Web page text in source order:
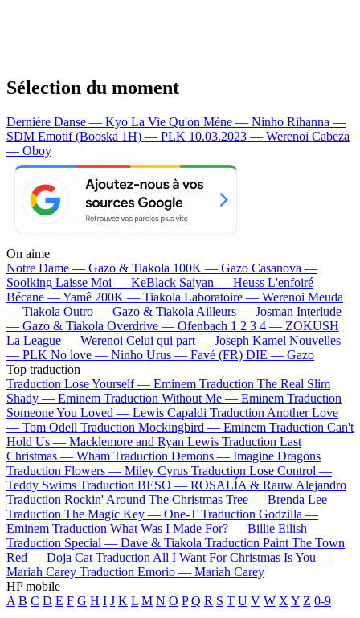
Sélection du moment
Dernière Danse — Kyo La Vie Qu'on Mène — Ninho Rihanna —
SDM Emotif (Booska 1H) — PLK 10.03.2023 — Werenoi Cabeza
— Oboy
On aime
Notre Dame — Gazo & Tiakola 100K — Gazo Casanova —
Soolking Laisse Moi — KeBlack Saiyan — Heuss L'enfoiré
Bécane —Yamê 200K — Tiakola Laboratoire — Werenoi Meuda
— Tiakola Outro — Gazo & Tiakola Ailleurs — Josman Interlude
— Gazo & Tiakola Overdrive — Ofenbach 1 2 3 4 — ZOKUSH
La League — Werenoi Celui qui part — Joseph Kamel Nouvelles
— PLK No love — Ninho Urus — Favé (FR) DIE — Gazo
Top traduction
Traduction Lose Yourself — Eminem Traduction The Real Slim
Shady — Eminem Traduction Without Me — Eminem Traduction
Someone You Loved — Lewis Capaldi Traduction Another Love
— Tom Odell Traduction Mockingbird — Eminem Traduction Can't
Hold Us — Macklemore and Ryan Lewis Traduction Last
Christmas — Wham Traduction Demons — Imagine Dragons
Traduction Flowers — Miley Cyrus Traduction Lose Control —
Teddy Swims Traduction BESO — ROSALÍA & Rauw Alejandro
Traduction Rockin' Around The Christmas Tree — Brenda Lee
Traduction The Magic Key — One-T Traduction Godzilla —
Eminem Traduction What Was I Made For? — Billie Eilish
Traduction Special — Dave & Tiakola Traduction Paint The Town
Red — Doja Cat Traduction All I Want For Christmas Is You —
Mariah Carey Traduction Emorio — Mariah Carey
HP mobile
A B C D E F G H I J K L M N O P Q R S T U V W X Y Z 0-9